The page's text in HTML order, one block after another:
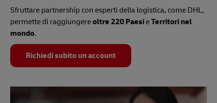
Sfruttare partnership con esperti della logistica, come DHL,
permette di raggiungereoltre 220 Paesi eTerritori nel
mondo.
Richiedi subito un account